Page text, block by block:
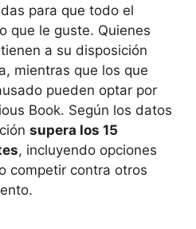
para que todo el
que le guste. Quienes
a su disposición
mientras que los que
pueden optar por
Book. Según los datos
supera los 15
, incluyendo opciones
competir contra otros